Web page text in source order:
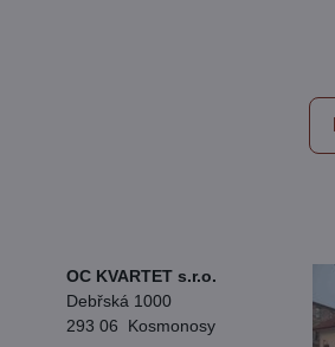
OC KVARTET s.r.o.
Debřská 1000
293 06 Kosmonosy